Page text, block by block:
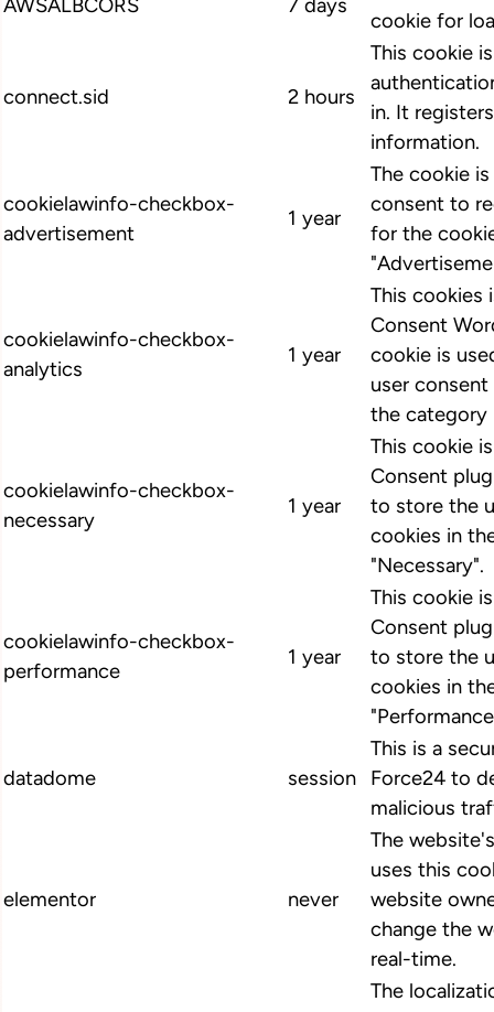
AWSALBCORS 7 days
cookie for
connect.sid 2 hours
This cookie
in. It
information.
cookielawinfo-checkbox-
advertisement
1 year
The cookie
consent to
for the
cookielawinfo-checkbox-
analytics
1 year
This cookies
Consent
cookie is
user
the category
cookielawinfo-checkbox-
necessary
1 year
This cookie
Consent
to store the
cookies in
"Necessary".
cookielawinfo-checkbox-
performance
1 year
This cookie
Consent
to store the
cookies in
datadome session
This is a
Force24 to
malicious
elementor never
The
uses this
website
change the
real-time.
The